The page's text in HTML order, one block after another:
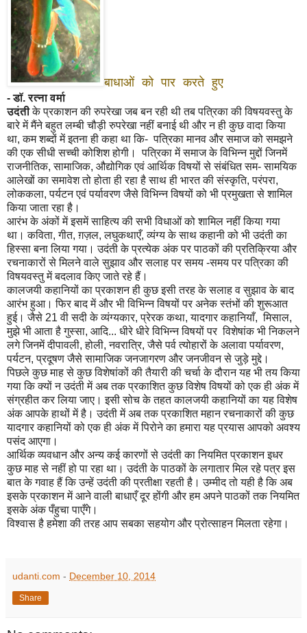
बाधाओं को पार करते हुए
- डॉ. रत्ना वर्मा
उदंतीके प्रकाशन की रुपरेखा जब बन रही थी तब पत्रिका की विषयवस्तु के
बारे में मैंने बहुत लम्बी चौड़ी रुपरेखा नहीं बनाई थी और न ही कुछ वादा किया
था, कम शब्दों में इतना ही कहा था कि- पत्रिका मानव और समाज को समझने
की एक सीधी सच्ची कोशिश होगी। पत्रिका में समाज के विभिन्न मुद्दों जिनमें
राजनीतिक, सामाजिक, औद्योगिक एवं आर्थिक विषयों से संबंधित सम- सामयिक
आलेखों का समावेश तो होता ही रहा है साथ ही भारत की संस्कृति, परंपरा,
लोककला, पर्यटन एवं पर्यावरण जैसे विभिन्न विषयों को भी प्रमुखता से शामिल
किया जाता रहा है।
आरंभ के अंकों में इसमें साहित्य की सभी विधाओं को शामिल नहीं किया गया
था। कविता, गीत, ग़ज़ल, लघुकथाएँ, व्यंग्य के साथ कहानी को भी उदंती का
हिस्सा बना लिया गया। उदंती के प्रत्येक अंक पर पाठकों की प्रतिक्रिया और
रचनाकारों से मिलने वाले सुझाव और सलाह पर समय -समय पर पत्रिका की
विषयवस्तु में बदलाव किए जाते रहे हैं।
कालजयी कहानियों का प्रकाशन ही कुछ इसी तरह के सलाह व सुझाव के बाद
आरंभ हुआ। फिर बाद में और भी विभिन्न विषयों पर अनेक स्तंभों की शुरूआत
हुई। जैसे 21 वी सदी के व्यंग्यकार, प्रेरक कथा, यादगार कहानियाँ, मिसाल,
मुझे भी आता है गुस्सा, आदि... धीरे धीरे विभिन्न विषयों पर विशेषांक भी निकलने
लगे जिनमें दीपावली, होली, नवरात्रि, जैसे पर्व त्योहारों के अलावा पर्यावरण,
पर्यटन, प्रदूषण जैसे सामाजिक जनजागरण और जनजीवन से जुड़े मुद्दे।
पिछले कुछ माह से कुछ विशेषांकों की तैयारी की चर्चा के दौरान यह भी तय किया
गया कि क्यों न उदंती में अब तक प्रकाशित कुछ विशेष विषयों को एक ही अंक में
संग्रहीत कर लिया जाए। इसी सोच के तहत कालजयी कहानियों का यह विशेष
अंक आपके हाथों में है। उदंती में अब तक प्रकाशित महान रचनाकारों की कुछ
यादगार कहानियों को एक ही अंक में पिरोने का हमारा यह प्रयास आपको अवश्य
पसंद आएगा।
आर्थिक व्यवधान और अन्य कई कारणों से उदंती का नियमित प्रकाशन इधर
कुछ माह से नहीं हो पा रहा था। उदंती के पाठकों के लगातार मिल रहे पत्र इस
बात के गवाह हैं कि उन्हें उदंती की प्रतीक्षा रहती है। उम्मीद तो यही है कि अब
इसके प्रकाशन में आने वाली बाधाएँ दूर होंगी और हम अपने पाठकों तक नियमित
इसके अंक पँहुचा पाएँगे।
विश्वास है हमेशा की तरह आप सबका सहयोग और प्रोत्साहन मिलता रहेगा।
udanti.com - December 10, 2014
Share